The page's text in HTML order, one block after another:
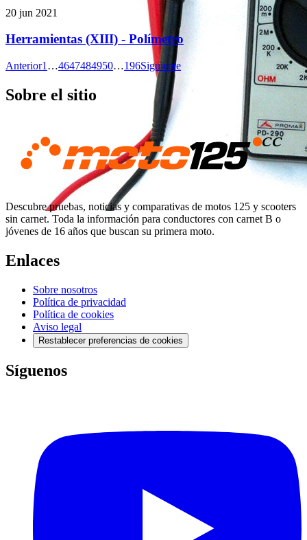
20 jun 2021
Herramientas (XIII) - Polímetro
Anterior1 …4647484950…196Siguiente
Sobre el sitio
Descubre pruebas, noticias y comparativas de motos 125 y scooters
sin carnet. Toda la información para conductores con carnet B o
jóvenes de 16 años que buscan su primera moto.
Enlaces
Sobre nosotros
Política de privacidad
Política de cookies
Aviso legal
Restablecer preferencias de cookies
Síguenos